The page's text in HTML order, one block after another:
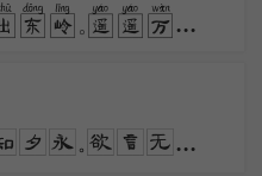
白日沦西河，素月出东岭。遥遥万里晖，荡荡空中景。风来入房户，夜中枕席冷。气变悟时易，不眠知夕永。
气变悟时易，不眠知夕永。欲言无予和，挥杯劝孤影。日月掷人去，有志不获骋。念此怀悲凄，终晓不能静。